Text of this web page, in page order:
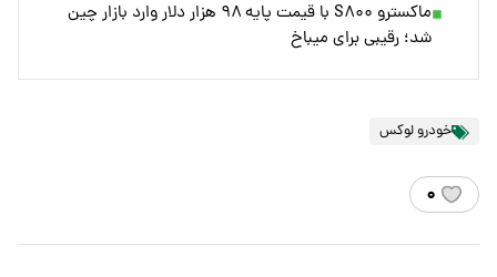
ماکسترو S۸۰۰ با قیمت پایه ۹۸ هزار دلار وارد بازار چین
شد؛ رقیبی برای میباخ
خودرو لوکس
۰